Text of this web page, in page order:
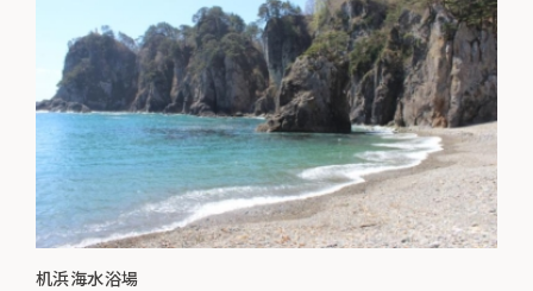
机浜海水浴場